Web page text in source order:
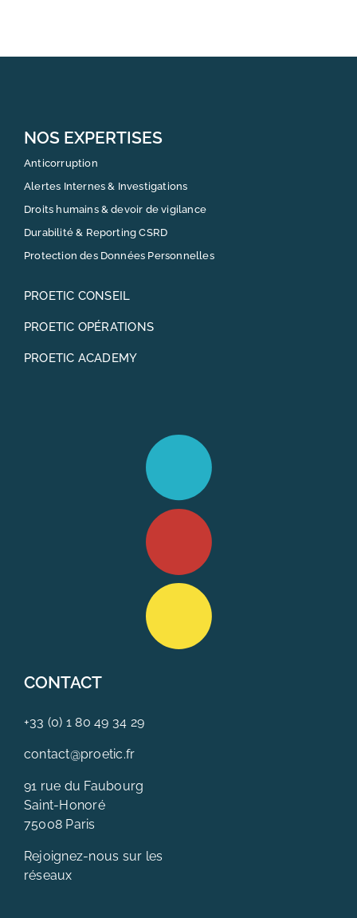
NOS EXPERTISES
Anticorruption
Alertes Internes & Investigations
Droits humains & devoir de vigilance
Durabilité & Reporting CSRD
Protection des Données Personnelles
PROETIC CONSEIL
PROETIC OPÉRATIONS
PROETIC ACADEMY
CONTACT
+33 (0) 1 80 49 34 29
contact@proetic.fr
91 rue du Faubourg
Saint-Honoré
75008 Paris
Rejoignez-nous sur les
réseaux